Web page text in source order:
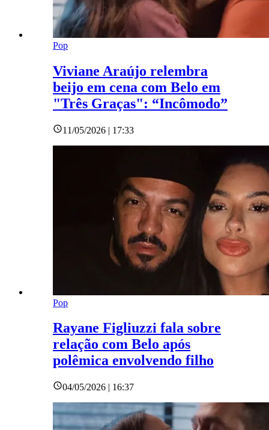
Pop
Viviane Araújo relembra
beijo em cena com Belo em
"Três Graças": “Incômodo”
11/05/2026 | 17:33
Pop
Rayane Figliuzzi fala sobre
relação com Belo após
polêmica envolvendo filho
04/05/2026 | 16:37